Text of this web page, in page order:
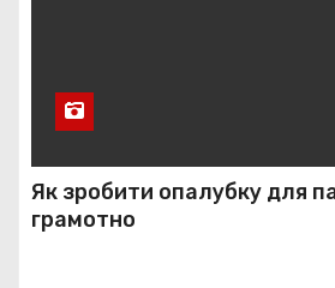
Як зробити опалубку для
грамотно